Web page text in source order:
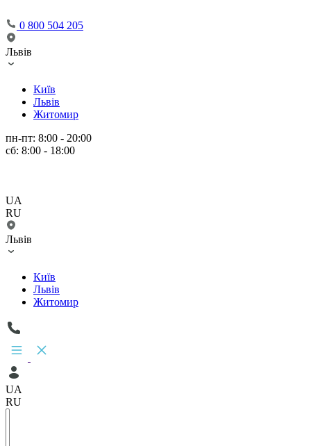
0 800 504 205
Львів
Київ
Львів
Житомир
пн-пт: 8:00 - 20:00
сб: 8:00 - 18:00
UA
RU
Львів
Київ
Львів
Житомир
UA
RU